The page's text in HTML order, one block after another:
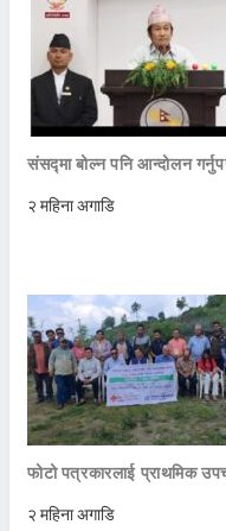
संसद्मा बोल्न पनि आन्दोलन
२ महिना अगाडि
फोटो पत्रकारलाई प्राथमिक
२ महिना अगाडि